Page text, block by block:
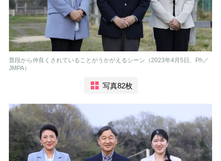
普段から仲良くされていることがうかがえるシーン（2023年4月5日、Ph／
JMPA）
写真82枚